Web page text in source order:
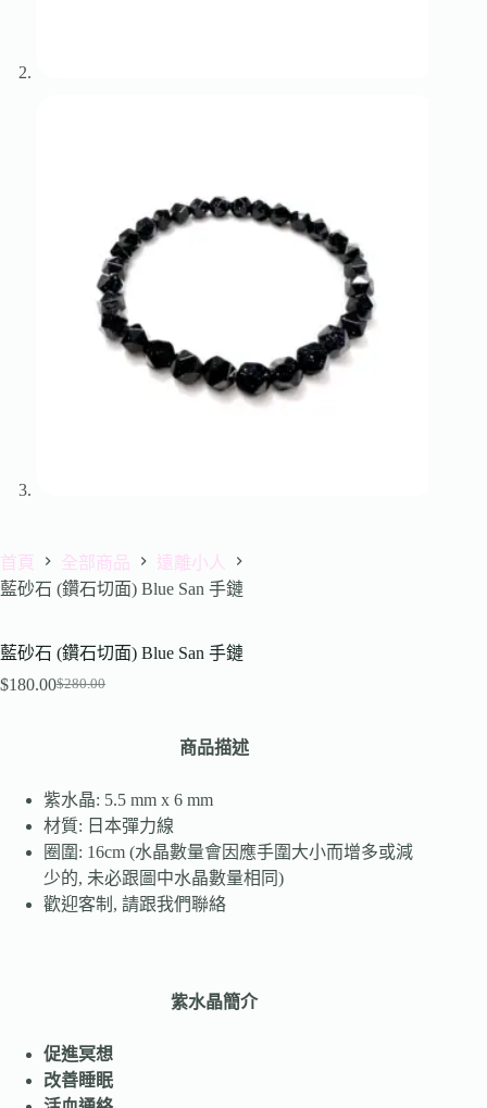
首頁 全部商品
遠離小人
藍砂石 (鑽石切面) Blue San 手鏈
藍砂石 (鑽石切面) Blue San 手鏈
$280.00
$180.00
商品描述
紫水晶: 5.5 mm x 6 mm
材質: 日本彈力線
圈圍: 16cm (水晶數量會因應手圍大小而增多或減
少的, 未必跟圖中水晶數量相同)
歡迎客制, 請跟我們聯絡
紫水晶簡介
促進冥想
改善睡眠